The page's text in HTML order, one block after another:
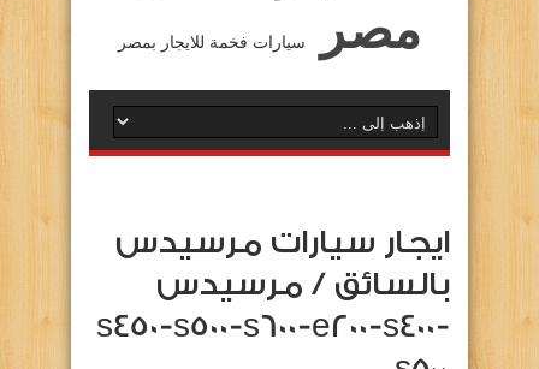
مصر
سيارات فخمة للايجار بمصر
ايجار سيارات مرسيدس
بالسائق / مرسيدس
s450-s500-s600-e200-s400-